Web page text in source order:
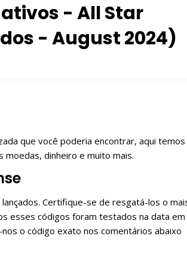
- All Star
- August 2024)
que você poderia encontrar, aqui temos
dinheiro e muito mais.
Certifique-se de resgatá-los o
esses códigos foram testados na data em
o código exato nos comentários abaixo